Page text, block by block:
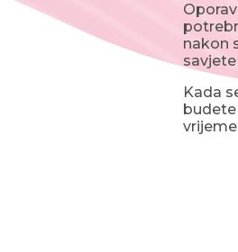
nakon
Kada
budete